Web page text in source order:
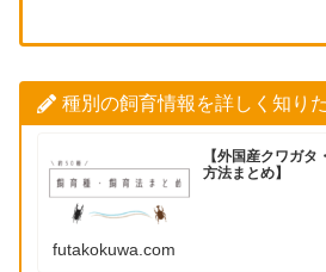
種別の飼育情報を詳しく知り
【外国産クワガ
方法まとめ】
futakokuwa.com